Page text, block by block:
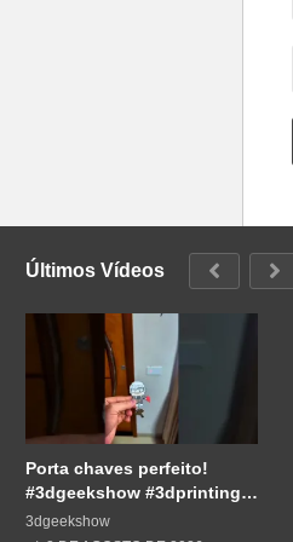
Últimos Vídeos
Porta chaves perfeito!
#3dgeekshow #3dprinting
#3dprint #impressão3d
3dgeekshow